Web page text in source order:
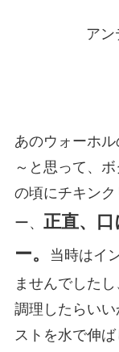
アン
あのウォーホ
～と思って、
の頃にチキン
ー、 正直、
ー。
当時はイ
ませんでした
調理したらい
ストを水で伸